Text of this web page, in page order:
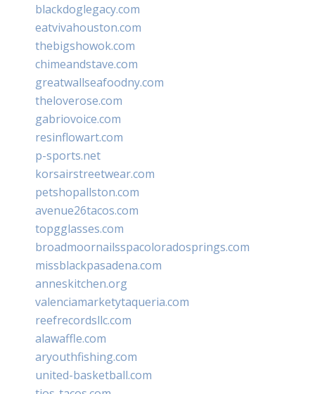
blackdoglegacy.com
eatvivahouston.com
thebigshowok.com
chimeandstave.com
greatwallseafoodny.com
theloverose.com
gabriovoice.com
resinflowart.com
p-sports.net
korsairstreetwear.com
petshopallston.com
avenue26tacos.com
topgglasses.com
broadmoornailsspacoloradosprings.com
missblackpasadena.com
anneskitchen.org
valenciamarketytaqueria.com
reefrecordsllc.com
alawaffle.com
aryouthfishing.com
united-basketball.com